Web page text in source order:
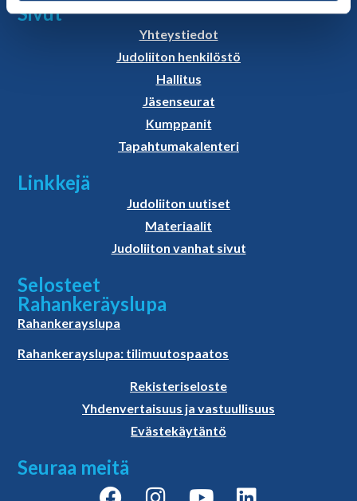
Sivut
Yhteystiedot
Judoliiton henkilöstö
Hallitus
Jäsenseurat
Kumppanit
Tapahtumakalenteri
Linkkejä
Judoliiton uutiset
Materiaalit
Judoliiton vanhat sivut
Selosteet
Rahankeräyslupa
Rahankerayslupa
Rahankerayslupa: tilimuutospaatos
Rekisteriseloste
Yhdenvertaisuus ja vastuullisuus
Evästekäytäntö
Seuraa meitä